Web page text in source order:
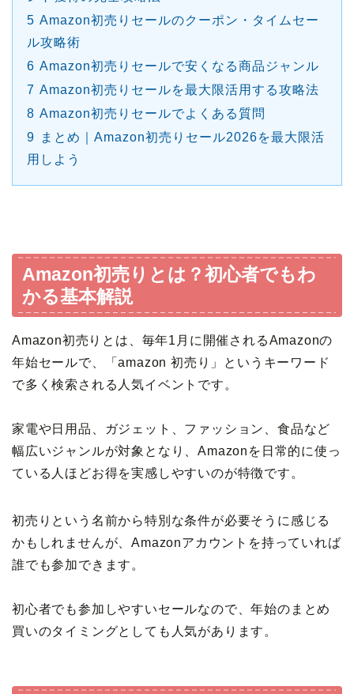
5 Amazon初売りセールのクーポン・タイムセー
ル攻略術
6 Amazon初売りセールで安くなる商品ジャンル
7 Amazon初売りセールを最大限活用する攻略法
8 Amazon初売りセールでよくある質問
9
まとめ｜Amazon初売りセール2026を最大限活
用しよう
Amazon初売りとは？初心者でもわ
かる基本解説
Amazon初売りとは、毎年1月に開催されるAmazonの
年始セールで、「amazon 初売り」というキーワード
で多く検索される人気イベントです。
家電や日用品、ガジェット、ファッション、食品など
幅広いジャンルが対象となり、Amazonを日常的に使っ
ている人ほどお得を実感しやすいのが特徴です。
初売りという名前から特別な条件が必要そうに感じる
かもしれませんが、Amazonアカウントを持っていれば
誰でも参加できます。
初心者でも参加しやすいセールなので、年始のまとめ
買いのタイミングとしても人気があります。